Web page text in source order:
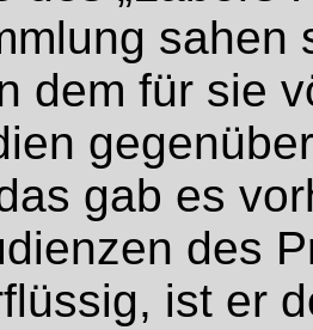
sahen
dem für sie
gab es
des
ist er